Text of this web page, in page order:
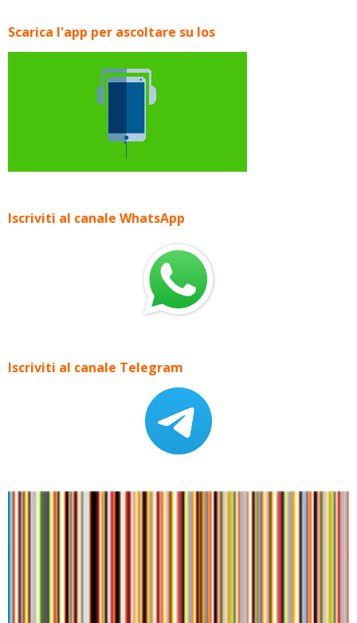
Scarica l'app per ascoltare su Ios
Iscriviti al canale WhatsApp
Iscriviti al canale Telegram